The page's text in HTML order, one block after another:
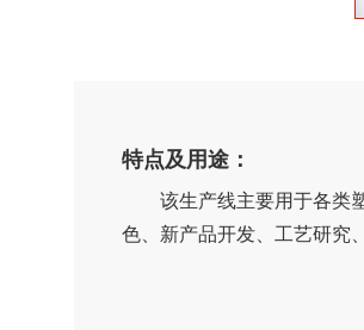
特点及用途：
该生产线主要用于各类
色、新产品开发、工艺研究